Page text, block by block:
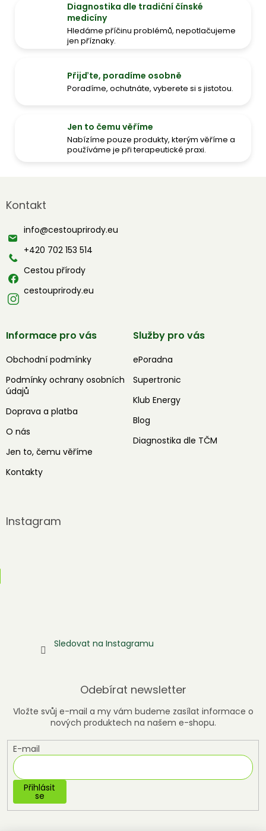
Diagnostika dle tradiční čínské
medicíny
Hledáme příčinu problémů, nepotlačujeme
jen příznaky.
Přijďte, poradíme osobně
Poradíme, ochutnáte, vyberete si s jistotou.
Jen to čemu věříme
Nabízíme pouze produkty, kterým věříme a
používáme je při terapeutické praxi.
p
t
Kontakt
info@cestouprirody.eu
+420 702 153 514
Cestou přírody
cestouprirody.eu
Informace pro vás
Obchodní podmínky
Podmínky ochrany osobních
údajů
Doprava a platba
O nás
Jen to, čemu věříme
Kontakty
Služby pro vás
ePoradna
Supertronic
Klub Energy
Blog
Diagnostika dle TČM
Instagram
Sledovat na Instagramu
Odebírat newsletter
Vložte svůj e-mail a my vám budeme zasílat informace o
nových produktech na našem e-shopu.
E-mail
Přihlásit
se